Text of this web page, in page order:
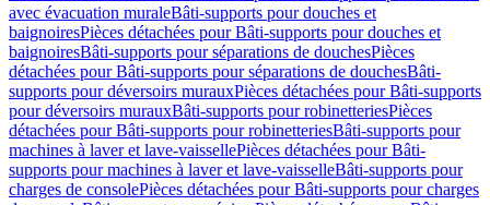
avec évacuation muraleBâti-supports pour douches et
baignoiresPièces détachées pour Bâti-supports pour douches et
baignoiresBâti-supports pour séparations de douchesPièces
détachées pour Bâti-supports pour séparations de douchesBâti-
supports pour déversoirs murauxPièces détachées pour Bâti-supports
pour déversoirs murauxBâti-supports pour robinetteriesPièces
détachées pour Bâti-supports pour robinetteriesBâti-supports pour
machines à laver et lave-vaissellePièces détachées pour Bâti-
supports pour machines à laver et lave-vaisselleBâti-supports pour
charges de consolePièces détachées pour Bâti-supports pour charges